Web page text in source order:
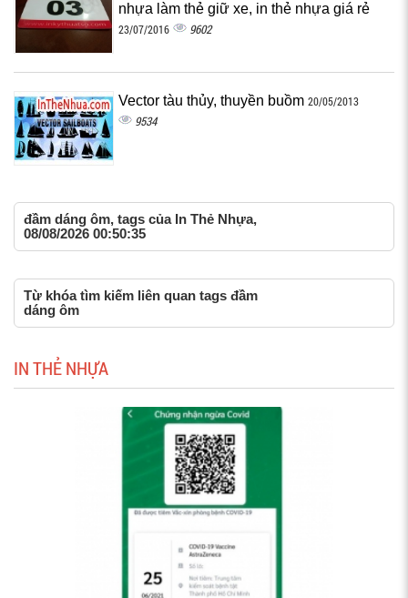
nhựa làm thẻ giữ xe, in thẻ nhựa giá rẻ
23/07/2016 9602
Vector tàu thủy, thuyền buồm 20/05/2013
9534
đầm dáng ôm, tags của In Thẻ Nhựa,
08/08/2026 00:50:35
Từ khóa tìm kiếm liên quan tags đầm
dáng ôm
IN THẺ NHỰA